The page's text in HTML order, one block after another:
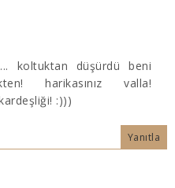
koltuktan düşürdü beni
harikasınız valla!
:)))
Yanıtla